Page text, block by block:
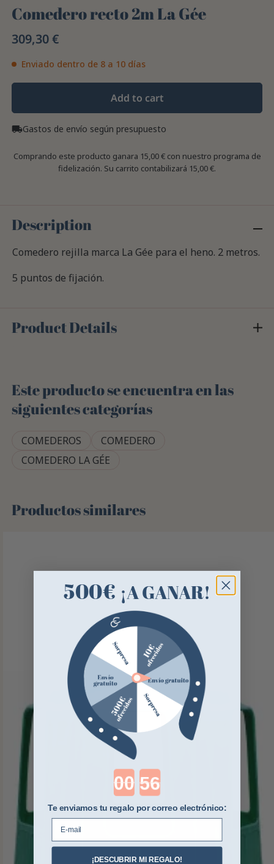
Comedero recto 2m La Gée
309,30 €
Enviado dentro de 8 a 10 días
Add to cart
local_shippingGastos de envío según presupuesto
Comprando este producto ganara 15,00 €con nuestro programa de
fidelización. Su carrito contabilizará 15,00 €.
Description
Comedero rejilla marca La Gée para el heno. 2 metros.
5 puntos de fijación.
Product Details
Este producto se encuentra en las
siguientes categorías
COMEDEROS
COMEDERO
COMEDERO LA GÉE
Productos similares
500€ ¡A GANAR!
Countdown ends in:
Te enviamos tu regalo por correo electrónico:
E-mail
¡DESCUBRIR MI REGALO!